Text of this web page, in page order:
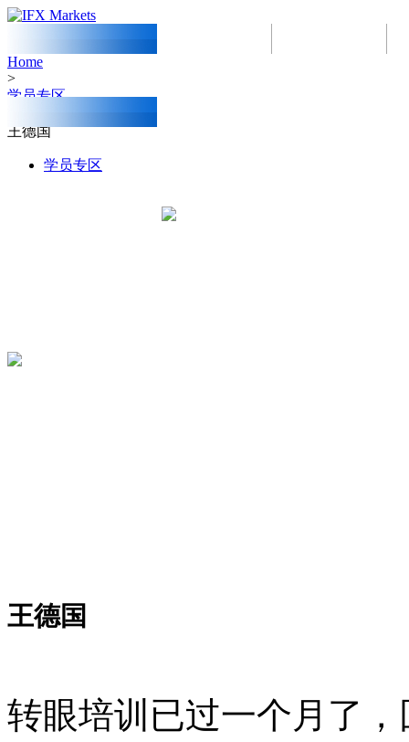
Home
>
学员专区
王德国
学员专区
王德国
转眼培训已过一个月了